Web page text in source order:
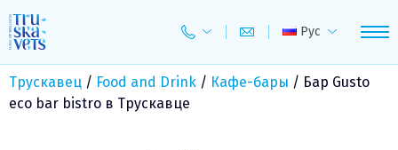
to
content
Рус
Трускавец / Food and Drink / Кафе-бары / Бар Gusto
eco bar bistro в Трускавце